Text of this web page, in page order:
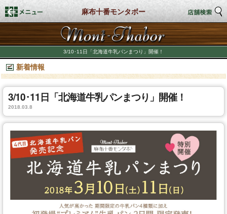
麻布十番モンタボー
3/10･11日「北海道牛乳パンまつり」開催！
新着情報
3/10･11日「北海道牛乳パンまつり」開催！
2018.03.8
トップページ
店舗検索
新着情報
商品情報
期間限定商品
店舗スタイル
私たちのこだわり